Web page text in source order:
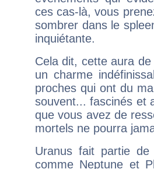
ces cas-là, vous
sombrer dans le
inquiétante.
Cela dit, cette aura
un charme
proches qui ont du
souvent... fascinés et
que vous avez de
mortels ne pourra
Uranus fait partie
comme Neptune et